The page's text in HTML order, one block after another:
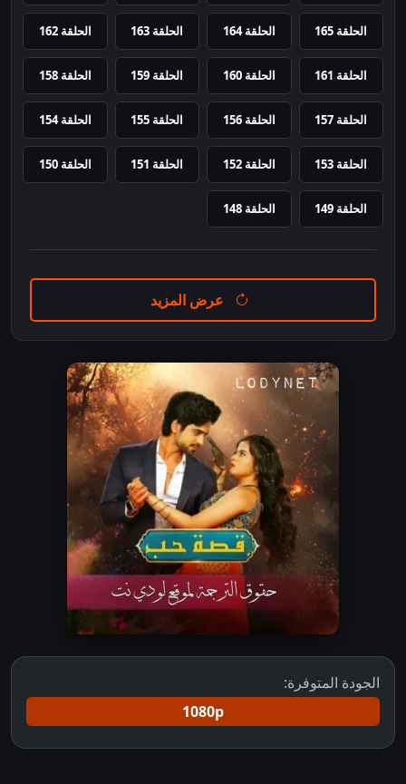
الحلقة 165 الحلقة 164 الحلقة 163 الحلقة 162
الحلقة 161 الحلقة 160 الحلقة 159 الحلقة 158
الحلقة 157 الحلقة 156 الحلقة 155 الحلقة 154
الحلقة 153 الحلقة 152 الحلقة 151 الحلقة 150
الحلقة 149 الحلقة 148
عرض المزيد
الجودة المتوفرة:
1080p